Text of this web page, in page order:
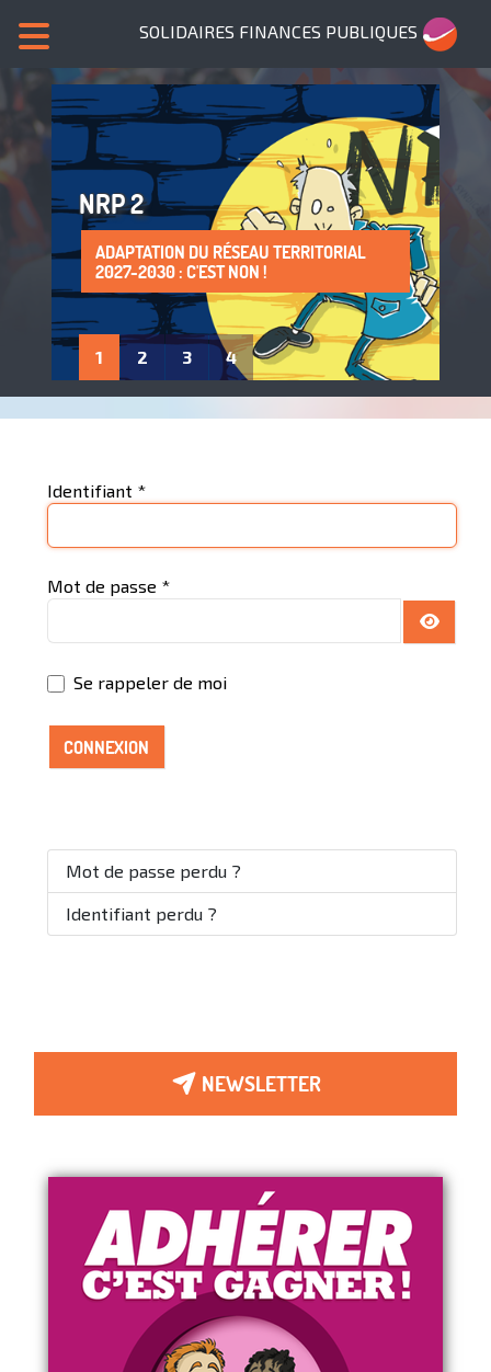
SOLIDAIRES FINANCES PUBLIQUES
NRP 2
ADAPTATION DU RÉSEAU TERRITORIAL
2027-2030 : C'EST NON !
SANS NOUS, PLUS DE SERVICES PUBLICS !
LA PROTECTION DE LA SANTÉ AU TRAVAIL
: UN DROIT À FAIRE VIVRE !
ADHÈRE À SOLIDAIRES FINANCES
PUBLIQUES
1 2 3 4
Identifiant *
Mot de passe *
Se rappeler de moi
CONNEXION
Mot de passe perdu ?
Identifiant perdu ?
NEWSLETTER